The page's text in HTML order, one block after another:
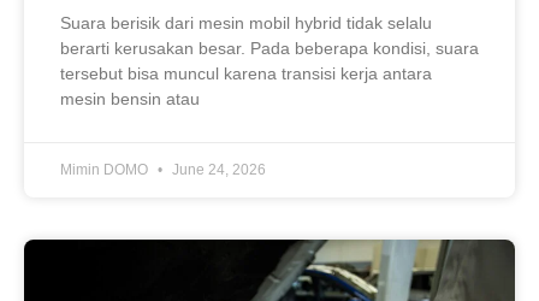
Suara berisik dari mesin mobil hybrid tidak selalu
berarti kerusakan besar. Pada beberapa kondisi, suara
tersebut bisa muncul karena transisi kerja antara
mesin bensin atau
Mimin DOMO June 24, 2026